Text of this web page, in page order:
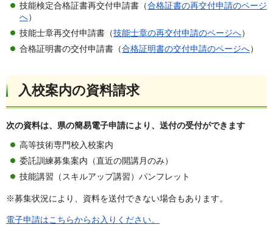
技能検定合格証書再交付申請書（合格証書の再交付申請のページ
へ）
技能士章再交付申請書（技能士章の再交付申請のページへ）
合格証明書の交付申請書（合格証明書の交付申請のページへ）
入校案内の資料請求
次の資料は、県の簡易電子申請により、送付の受付ができます
高等技術専門校入校案内
委託訓練募集案内（直近の開講月のみ）
技能講習（スキルアップ講習）パンフレット
※募集状況により、資料を送付できない場合もあります。
電子申請はこちらからお入りください。